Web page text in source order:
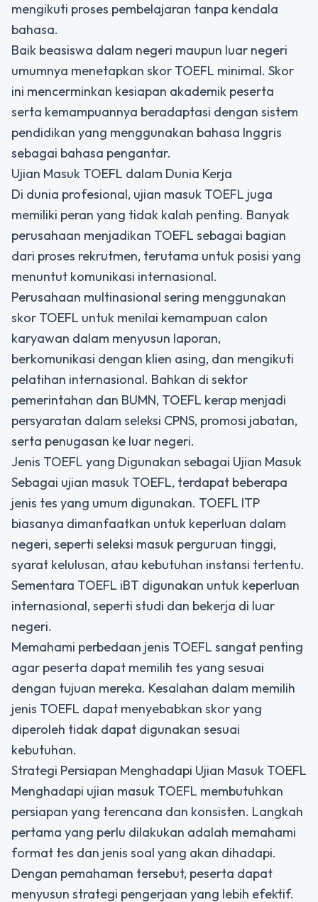
mengikuti proses pembelajaran tanpa kendala
bahasa.
Baik beasiswa dalam negeri maupun luar negeri
umumnya menetapkan skor TOEFL minimal. Skor
ini mencerminkan kesiapan akademik peserta
serta kemampuannya beradaptasi dengan sistem
pendidikan yang menggunakan bahasa Inggris
sebagai bahasa pengantar.
Ujian Masuk TOEFL dalam Dunia Kerja
Di dunia profesional, ujian masuk TOEFL juga
memiliki peran yang tidak kalah penting. Banyak
perusahaan menjadikan TOEFL sebagai bagian
dari proses rekrutmen, terutama untuk posisi yang
menuntut komunikasi internasional.
Perusahaan multinasional sering menggunakan
skor TOEFL untuk menilai kemampuan calon
karyawan dalam menyusun laporan,
berkomunikasi dengan klien asing, dan mengikuti
pelatihan internasional. Bahkan di sektor
pemerintahan dan BUMN, TOEFL kerap menjadi
persyaratan dalam seleksi CPNS, promosi jabatan,
serta penugasan ke luar negeri.
Jenis TOEFL yang Digunakan sebagai Ujian Masuk
Sebagai ujian masuk TOEFL, terdapat beberapa
jenis tes yang umum digunakan. TOEFL ITP
biasanya dimanfaatkan untuk keperluan dalam
negeri, seperti seleksi masuk perguruan tinggi,
syarat kelulusan, atau kebutuhan instansi tertentu.
Sementara TOEFL iBT digunakan untuk keperluan
internasional, seperti studi dan bekerja di luar
negeri.
Memahami perbedaan jenis TOEFL sangat penting
agar peserta dapat memilih tes yang sesuai
dengan tujuan mereka. Kesalahan dalam memilih
jenis TOEFL dapat menyebabkan skor yang
diperoleh tidak dapat digunakan sesuai
kebutuhan.
Strategi Persiapan Menghadapi Ujian Masuk TOEFL
Menghadapi ujian masuk TOEFL membutuhkan
persiapan yang terencana dan konsisten. Langkah
pertama yang perlu dilakukan adalah memahami
format tes dan jenis soal yang akan dihadapi.
Dengan pemahaman tersebut, peserta dapat
menyusun strategi pengerjaan yang lebih efektif.